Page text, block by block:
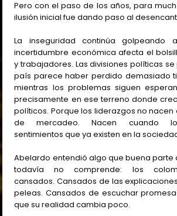
Pero con el paso de los años, para
ilusión inicial fue dando paso al
La inseguridad continúa golpeando
incertidumbre económica afecta el
y trabajadores. Las divisiones políticas se
país parece haber perdido demasiado
mientras los problemas siguen
precisamente en ese terreno donde
políticos. Porque los liderazgos no
de mercadeo. Nacen cuando
sentimientos que ya existen en la
Abelardo entendió algo que buena parte
todavía no comprende: los
cansados. Cansados de las
peleas. Cansados de escuchar
que su realidad cambia poco.